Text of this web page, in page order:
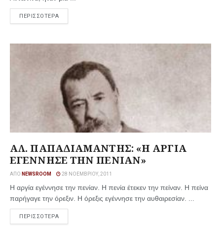
ΠΕΡΙΣΣΟΤΕΡΑ
ΑΛ. ΠΑΠΑΔΙΑΜΑΝΤΗΣ: «Η ΑΡΓΙΑ
ΕΓΕΝΝΗΣΕ ΤΗΝ ΠΕΝΙΑΝ»
ΑΠΌ NEWSROOM 28 ΝΟΕΜΒΡΊΟΥ, 2011
Η αργία εγέννησε την πενίαν. Η πενία έτεκεν την πείναν. Η πείνα
παρήγαγε την όρεξιν. Η όρεξις εγέννησε την αυθαιρεσίαν. ...
ΠΕΡΙΣΣΟΤΕΡΑ